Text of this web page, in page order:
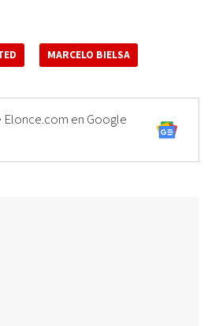
MARCELO BIELSA
Elonce.com en Google